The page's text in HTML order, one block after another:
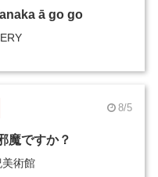
ā go go
8/5
魔ですか？
術館